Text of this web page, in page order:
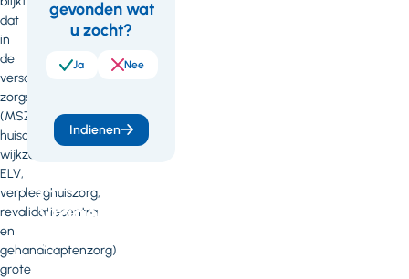
dat
in
de
verschillende
zorgsettings
(MSZ,
huisartsenzorg,
wijkzorg,
ELV,
verpleeghuiszorg,
revalidatiecentra
en
gehandicaptenzorg)
grote
Wil
meer
of
je
vragen
of
Feedback
gevonden wat
u zocht?
Ja Nee
Indienen